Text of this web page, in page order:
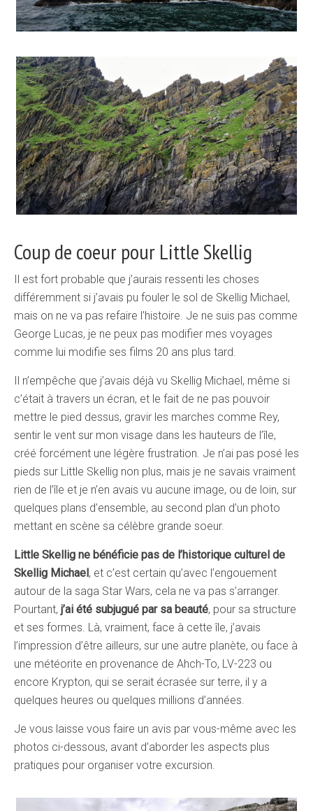
Coup de coeur pour Little Skellig
Il est fort probable que j’aurais ressenti les choses
différemment si j’avais pu fouler le sol de Skellig Michael,
mais on ne va pas refaire l’histoire. Je ne suis pas comme
George Lucas, je ne peux pas modifier mes voyages
comme lui modifie ses films 20 ans plus tard.
Il n’empêche que j’avais déjà vu Skellig Michael, même si
c’était à travers un écran, et le fait de ne pas pouvoir
mettre le pied dessus, gravir les marches comme Rey,
sentir le vent sur mon visage dans les hauteurs de l’île,
créé forcément une légère frustration. Je n’ai pas posé les
pieds sur Little Skellig non plus, mais je ne savais vraiment
rien de l’île et je n’en avais vu aucune image, ou de loin, sur
quelques plans d’ensemble, au second plan d’un photo
mettant en scène sa célèbre grande soeur.
Little Skellig ne bénéficie pas de l’historique culturel de
Skellig Michael , et c’est certain qu’avec l’engouement
autour de la saga Star Wars, cela ne va pas s’arranger.
Pourtant, j’ai été subjugué par sa beauté, pour sa structure
et ses formes. Là, vraiment, face à cette île, j’avais
l’impression d’être ailleurs, sur une autre planète, ou face à
une météorite en provenance de Ahch-To, LV-223 ou
encore Krypton, qui se serait écrasée sur terre, il y a
quelques heures ou quelques millions d’années.
Je vous laisse vous faire un avis par vous-même avec les
photos ci-dessous, avant d’aborder les aspects plus
pratiques pour organiser votre excursion.